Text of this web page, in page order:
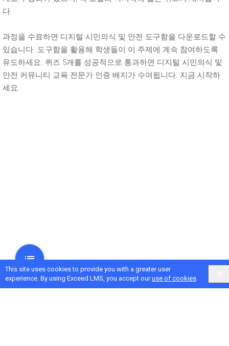
This site uses cookies to provide you with a greater user
experience. By using Exceed LMS, you accept ouruse of cookies.
다.
과정을 수료하면 디지털 시민의식 및 안전 도구함을 다운로드할 수
있습니다. 도구함을 활용해 학생들이 이 주제에 계속 참여하도록
유도하세요. 퀴즈 5개를 성공적으로 통과하면 디지털 시민의식 및
안전 커뮤니티 교육 전문가 인증 배지가 수여됩니다. 지금 시작하
세요.